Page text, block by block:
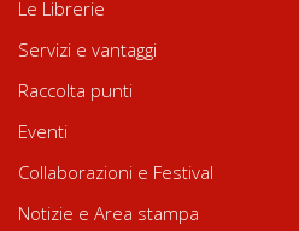
Le Librerie
Servizi e vantaggi
Raccolta punti
Eventi
Collaborazioni e Festival
Notizie e Area stampa